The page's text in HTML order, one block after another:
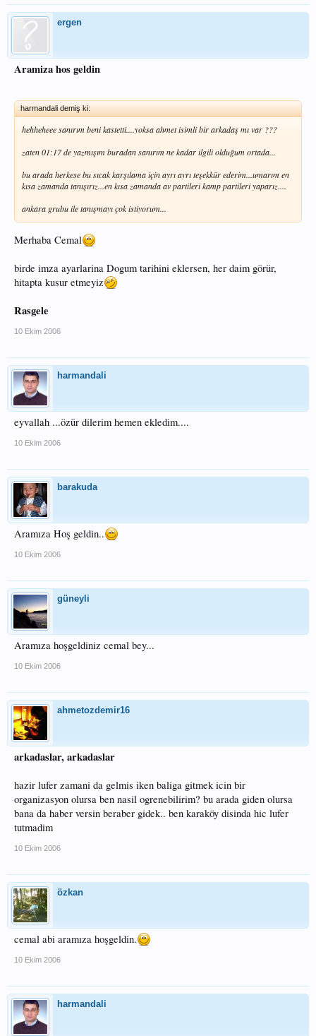
ergen
Aramiza hos geldin
harmandali demiş ki:
hehheheee sanırım beni kastetti....yoksa ahmet isimli bir arkadaş mı var ???
zaten 01:17 de yazmışım buradan sanırım ne kadar ilgili olduğum ortada...
bu arada herkese bu sıcak karşılama için ayrı ayrı teşekkür ederim...umarım en
kısa zamanda tanışırız...en kısa zamanda av partileri kamp partileri yaparız....
ankara grubu ile tanışmayı çok istiyorum...
Merhaba Cemal
birde imza ayarlarina Dogum tarihini eklersen, her daim görür,
hitapta kusur etmeyiz
Rasgele
10 Ekim 2006
harmandali
eyvallah ...özür dilerim hemen ekledim....
10 Ekim 2006
barakuda
Aramıza Hoş geldin..
10 Ekim 2006
güneyli
Aramıza hoşgeldiniz cemal bey...
10 Ekim 2006
ahmetozdemir16
arkadaslar, arkadaslar
hazir lufer zamani da gelmis iken baliga gitmek icin bir
organizasyon olursa ben nasil ogrenebilirim? bu arada giden olursa
bana da haber versin beraber gidek.. ben karaköy disinda hic lufer
tutmadim
10 Ekim 2006
özkan
cemal abi aramıza hoşgeldin.
10 Ekim 2006
harmandali